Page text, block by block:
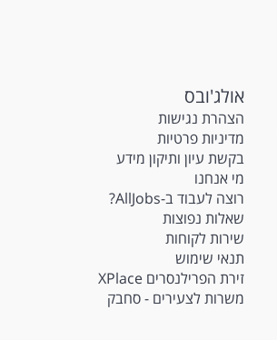
אולג'ובס
הצהרת נגישות
מדיניות פרטיות
בקשת עיון ותיקון מידע
מי אנחנו
רוצה לעבוד ב-AllJobs?
שאלות נפוצות
שירות לקוחות
תנאי שימוש
זירת הפרילנסרים XPlace
משרות לצעירים - סחבק